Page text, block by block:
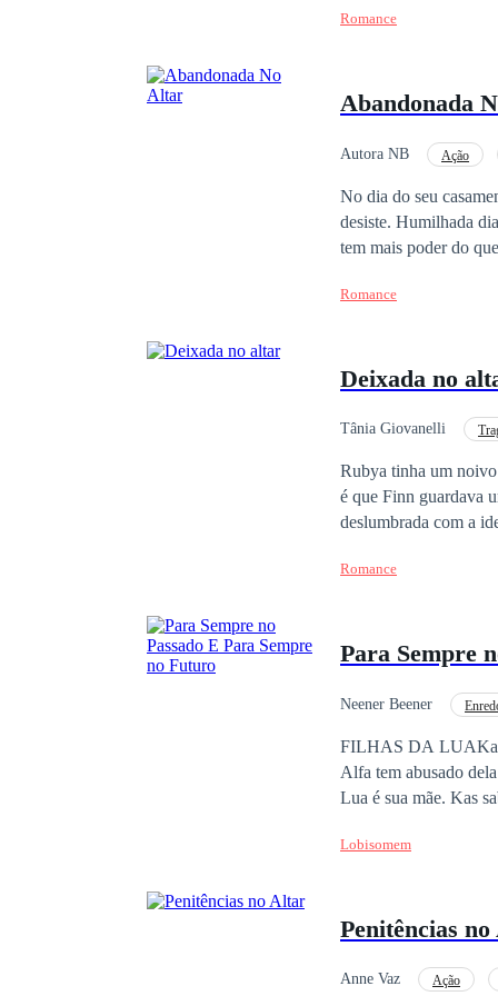
Mas a voz do Beta tremia. — Luna... e o filhote... eles estão mortos. E naquele
Humilhada, rejeitada e
rejeitada no
Romance
Abandonada
Autora NB Ação
No dia do seu
desiste. Humilhada
tem mais poder do que ela imaginava. Ferida, mas orgulhosa,
irresistível. O que
Romance
Deixada no
Tânia Giovanelli
Rubya tinha um noivo
é que Finn guardava
deslumbrada com a ideia de se casar com seu grande amor que nem consegue notar os sinais ao seu redor. Que
Romance
Para Sempre
Neener Beener
FILHAS DA LUAKas
Alfa tem abusado
Lua é sua mãe. Kas
que Kas está pronta
Luna que sua loba
Lobisomem
Penitências
Anne Vaz Ação